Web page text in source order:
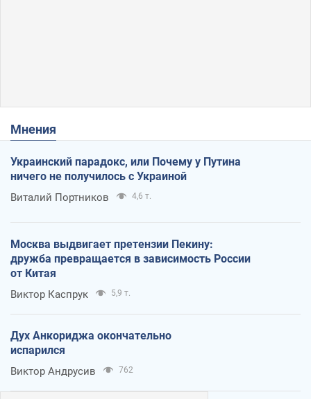
Мнения
Украинский парадокс, или Почему у Путина
ничего не получилось с Украиной
Виталий Портников 4,6 т.
Москва выдвигает претензии Пекину:
дружба превращается в зависимость России
от Китая
Виктор Каспрук 5,9 т.
Дух Анкориджа окончательно
испарился
Виктор Андрусив 762